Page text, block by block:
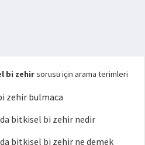
bi zehirsorusu için arama terimleri
zehir bulmaca
bitkisel bi zehir nedir
bitkisel bi zehir ne demek